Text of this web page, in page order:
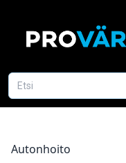
Autonhoito